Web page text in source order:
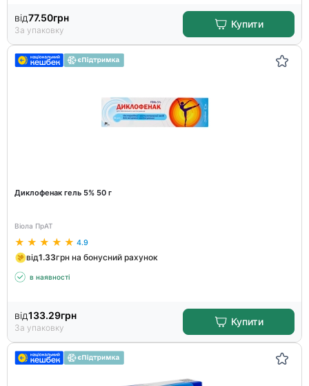
від77.50грн
За упаковку
Купити
Диклофенак гель 5% 50 г
Віола ПрАТ
4.9
від1.33грн на бонусний рахунок
в наявності
від133.29грн
За упаковку
Купити